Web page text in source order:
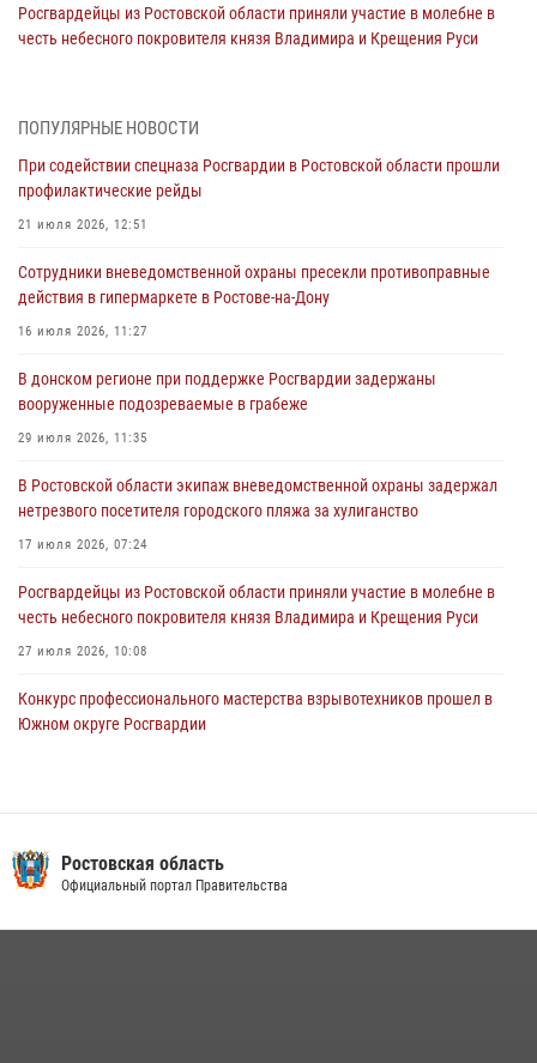
Росгвардейцы из Ростовской области приняли участие в молебне в
честь небесного покровителя князя Владимира и Крещения Руси
При содействии спецназа Росгвардии в Ростовской области прошли
21 июля 2026, 12:51
В Ростовской области экипаж вневедомственной охраны задержал
17 июля 2026, 07:24
Сотрудники вневедомственной охраны пресекли противоправные
16 июля 2026, 11:27
Конкурс профессионального мастерства взрывотехников прошел в
ПОПУЛЯРНЫЕ НОВОСТИ
При содействии спецназа Росгвардии в Ростовской области прошли
профилактические рейды
21 июля 2026, 12:51
Сотрудники вневедомственной охраны пресекли противоправные
действия в гипермаркете в Ростове-на-Дону
16 июля 2026, 11:27
В донском регионе при поддержке Росгвардии задержаны
вооруженные подозреваемые в грабеже
29 июля 2026, 11:35
В Ростовской области экипаж вневедомственной охраны задержал
нетрезвого посетителя городского пляжа за хулиганство
17 июля 2026, 07:24
Росгвардейцы из Ростовской области приняли участие в молебне в
честь небесного покровителя князя Владимира и Крещения Руси
27 июля 2026, 10:08
Конкурс профессионального мастерства взрывотехников прошел в
Южном округе Росгвардии
продажи
13 июля 2026, 10:22
Ростовская область
Официальный портал Правительства